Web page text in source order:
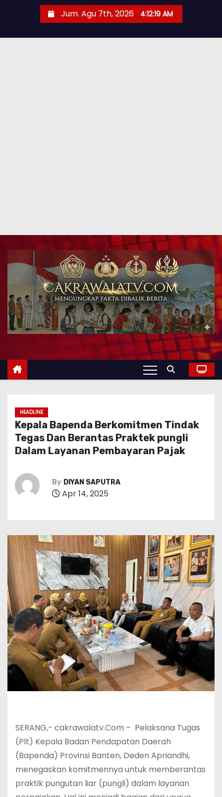
Jum. Agu 7th, 2026 4:12:20 AM
HEADLINE
Kepala Bapenda Berkomitmen Tindak
Tegas Dan Berantas Praktek pungli
Dalam Layanan Pembayaran Pajak
By DIYAN SAPUTRA
Apr 14, 2025
SERANG,- cakrawalatv.Com – Pelaksana Tugas
(Plt) Kepala Badan Pendapatan Daerah
(Bapenda) Provinsi Banten, Deden Apriandhi,
menegaskan komitmennya untuk memberantas
praktik pungutan liar (pungli) dalam layanan